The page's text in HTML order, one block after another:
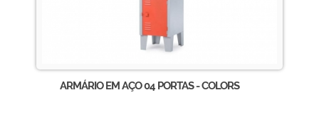
ARMÁRIO EM AÇO 04 PORTAS - COLORS